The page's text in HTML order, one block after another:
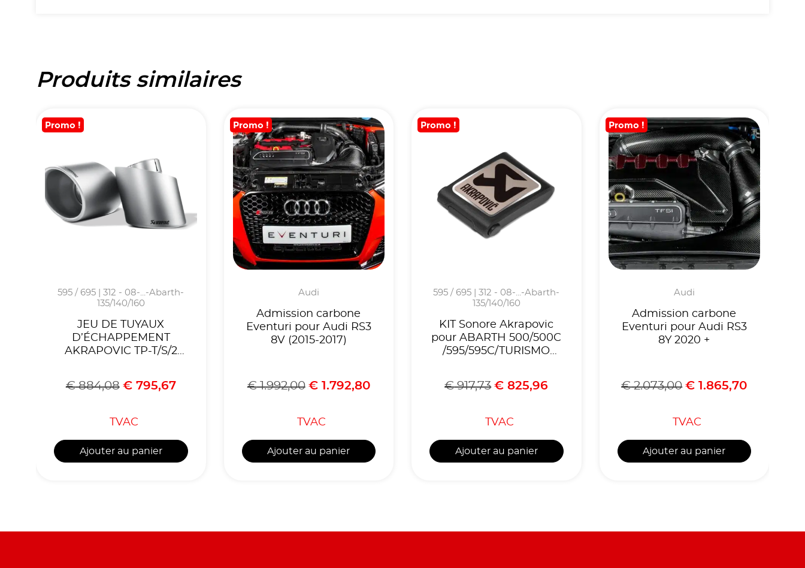
Produits similaires
Promo !
595 / 695 | 312 - 08-...-Abarth-
135/140/160
JEU DE TUYAUX
D’ÉCHAPPEMENT
AKRAPOVIC TP-T/S/2
/595/595C/TURISMO
€884,08 €795,67
TVAC
Ajouter au panier
Promo !
Audi
Admission carbone
Eventuri pour Audi RS3
8V (2015-2017)
€1.992,00 €1.792,80
TVAC
Ajouter au panier
Promo !
595 / 695 | 312 - 08-...-Abarth-
135/140/160
KIT Sonore Akrapovic
pour ABARTH 500/500C
/595/595C/TURISMO
€917,73 € 825,96
TVAC
Ajouter au panier
Promo !
Audi
Admission carbone
Eventuri pour Audi RS3
8Y 2020 +
€2.073,00 € 1.865,70
TVAC
Ajouter au panier